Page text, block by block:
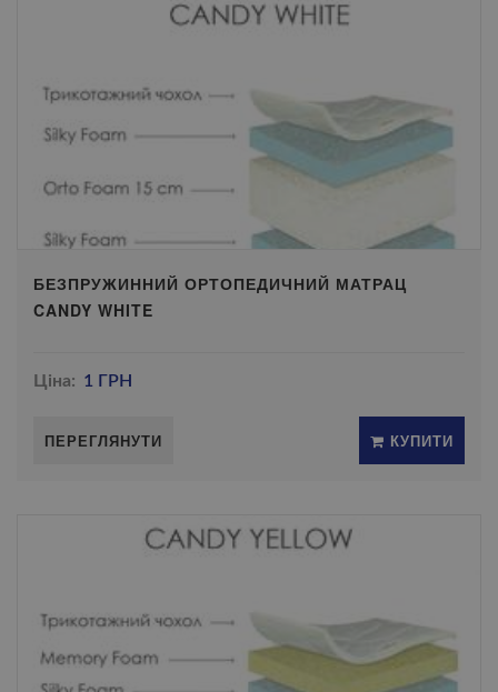
БЕЗПРУЖИННИЙ ОРТОПЕДИЧНИЙ МАТРАЦ
CANDY WHITE
Ціна: 1 ГРН
ПЕРЕГЛЯНУТИ КУПИТИ